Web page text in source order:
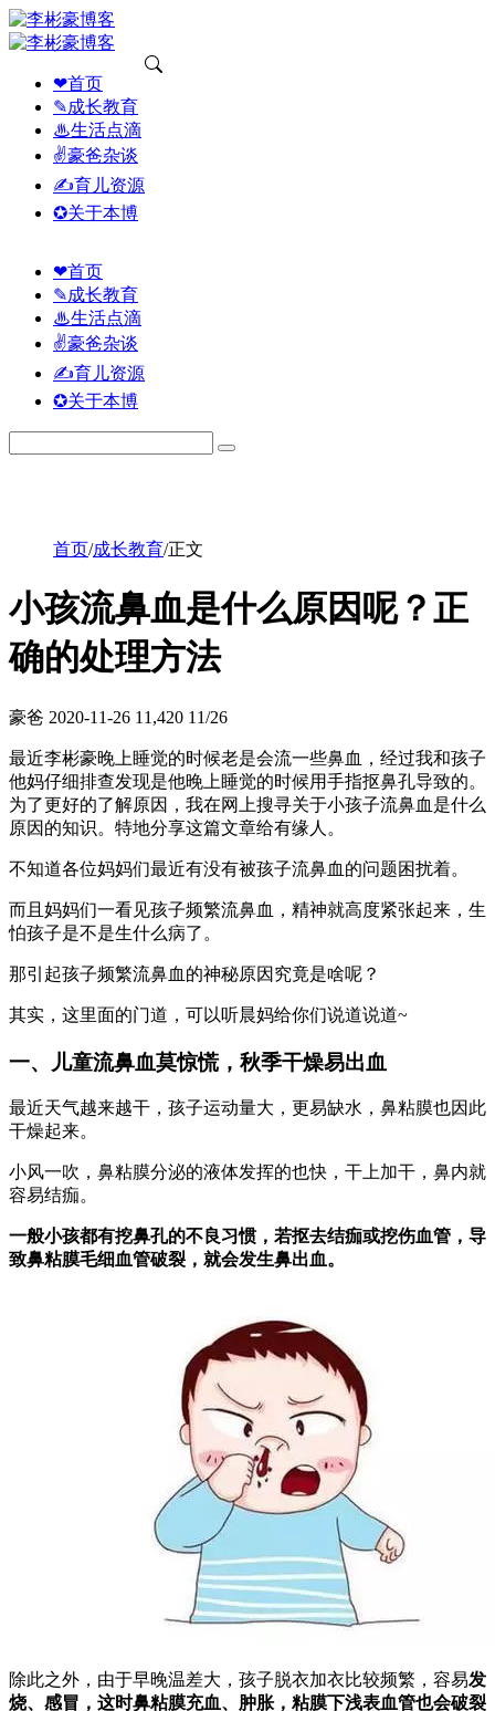
❤首页
✎成长教育
♨生活点滴
✌豪爸杂谈
✍育儿资源
✪关于本博
❤首页
✎成长教育
♨生活点滴
✌豪爸杂谈
✍育儿资源
✪关于本博
首页/成长教育/正文
小孩流鼻血是什么原因呢？正
确的处理方法
豪爸 2020-11-26 11,420 11/26
最近李彬豪晚上睡觉的时候老是会流一些鼻血，经过我和孩子
他妈仔细排查发现是他晚上睡觉的时候用手指抠鼻孔导致的。
为了更好的了解原因，我在网上搜寻关于小孩子流鼻血是什么
原因的知识。特地分享这篇文章给有缘人。
不知道各位妈妈们最近有没有被孩子流鼻血的问题困扰着。
而且妈妈们一看见孩子频繁流鼻血，精神就高度紧张起来，生
怕孩子是不是生什么病了。
那引起孩子频繁流鼻血的神秘原因究竟是啥呢？
其实，这里面的门道，可以听晨妈给你们说道说道~
一、儿童流鼻血莫惊慌，秋季干燥易出血
最近天气越来越干，孩子运动量大，更易缺水，鼻粘膜也因此
干燥起来。
小风一吹，鼻粘膜分泌的液体发挥的也快，干上加干，鼻内就
容易结痂。
一般小孩都有挖鼻孔的不良习惯，若抠去结痂或挖伤血管，导
致鼻粘膜毛细血管破裂，就会发生鼻出血。
除此之外，由于早晚温差大，孩子脱衣加衣比较频繁，容易发
烧、感冒，这时鼻粘膜充血、肿胀，粘膜下浅表血管也会破裂